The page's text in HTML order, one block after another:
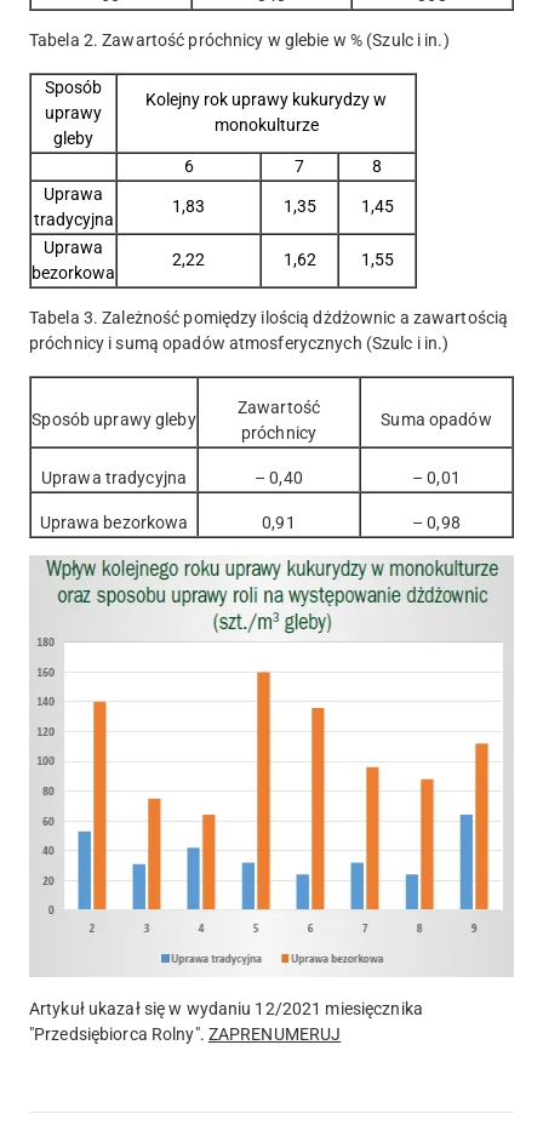
Tabela 2. Zawartość próchnicy w glebie w % (Szulc i in.)
Sposób
uprawy
gleby
Kolejny rok uprawy kukurydzy w
monokulturze
6 7
8
Uprawa
tradycyjna
1,83 1,35 1,45
Uprawa
bezorkowa
2,22 1,62 1,55
Tabela 3. Zależność pomiędzy ilością dżdżownic a zawartością
próchnicy i sumą opadów atmosferycznych (Szulc i in.)
Sposób uprawy gleby
Zawartość
próchnicy
Suma opadów
Uprawa tradycyjna – 0,40 – 0,01
Uprawa bezorkowa 0,91 – 0,98
Artykuł ukazał się w wydaniu 12/2021 miesięcznika
"Przedsiębiorca Rolny". ZAPRENUMERUJ